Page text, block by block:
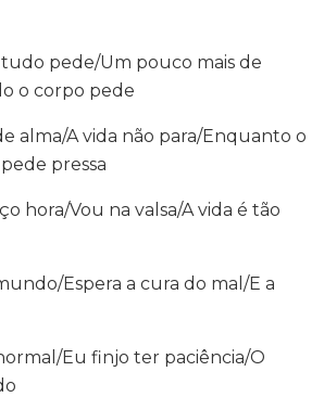
pede/Um pouco mais de
o corpo pede
alma/A vida não para/Enquanto o
pressa
hora/Vou na valsa/A vida é tão
Espera a cura do mal/E a
Eu finjo ter paciência/O